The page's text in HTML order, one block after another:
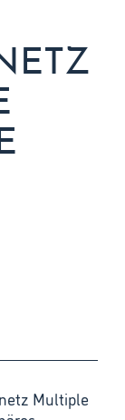
Multiple